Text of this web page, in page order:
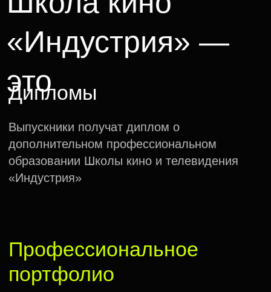
и обзавестись полезными знакомствами
познакомиться и вступить в диалог
с действующими лидерами киноотрасли
Фестивали, презентации
проектов, защита идей
и стажировки
в отечественное теле- и кинопроизводство.
Перспективным проектам будет оказана
адресная поддержка